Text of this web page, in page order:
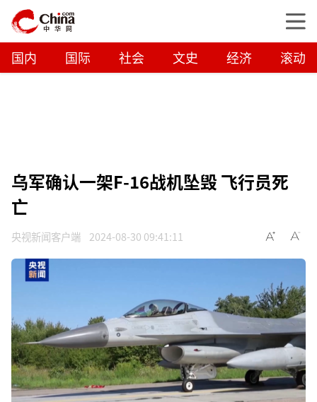
国内 国际 社会 文史 经济 滚动
乌军确认一架F-16战机坠毁 飞行员死
亡
央视新闻客户端 2024-08-30 09:41:11